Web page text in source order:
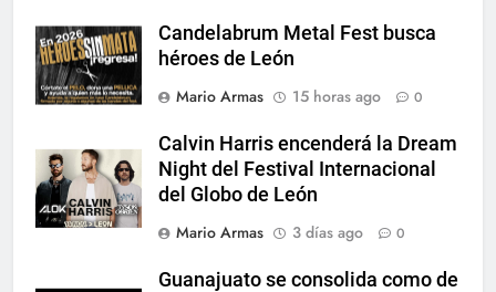
Candelabrum Metal Fest busca
héroes de León
Mario Armas
15 horas ago 0
Calvin Harris encenderá la Dream
Night del Festival Internacional
del Globo de León
Mario Armas
3 días ago 0
Guanajuato se consolida como de